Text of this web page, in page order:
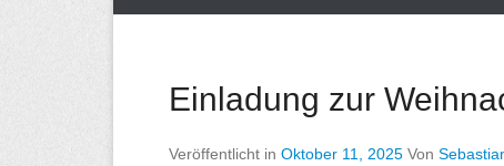
Einladung zur
Veröffentlicht in Oktober 11, 2025 Von